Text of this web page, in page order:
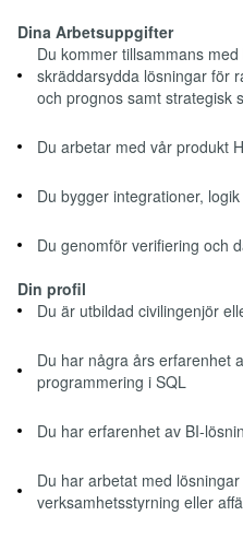
Dina Arbetsuppgifter
Du kommer tillsammans
skräddarsydda lösningar för
och prognos samt strategisk
Du arbetar med vår produkt
Du bygger integrationer,
Du genomför verifiering och
Din profil
Du är utbildad civilingenjör
Du har några års erfarenhet
programmering i SQL
Du har erfarenhet av BI-
Du har arbetat med
verksamhetsstyrning eller